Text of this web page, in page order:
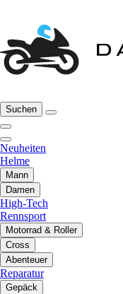
Suchen
Neuheiten
Helme
Mann
Damen
High-Tech
Rennsport
Motorrad & Roller
Cross
Abenteuer
Reparatur
Gepäck